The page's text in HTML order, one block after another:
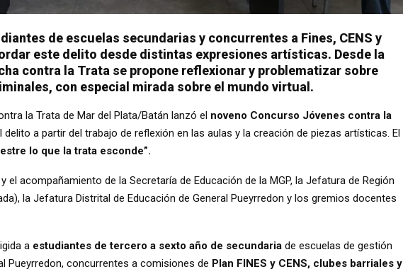
de escuelas secundarias y concurrentes a Fines, CENS y
este delito desde distintas expresiones artísticas. Desde la
contra la Trata se propone reflexionar y problematizar sobre
con especial mirada sobre el mundo virtual.
la Trata de Mar del Plata/Batán lanzó el noveno Concurso Jóvenes contra la
delito a partir del trabajo de reflexión en las aulas y la creación de piezas artísticas. El
lo que la trata esconde”.
el acompañamiento de la Secretaría de Educación de la MGP, la Jefatura de Región
la Jefatura Distrital de Educación de General Pueyrredon y los gremios docentes
a estudiantes de tercero a sexto año de secundaria de escuelas de gestión
Pueyrredon, concurrentes a comisiones de Plan FINES y CENS, clubes barriales y